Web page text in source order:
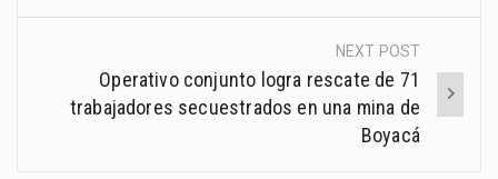
NEXT POST
Operativo conjunto logra rescate de 71
trabajadores secuestrados en una mina de
Boyacá